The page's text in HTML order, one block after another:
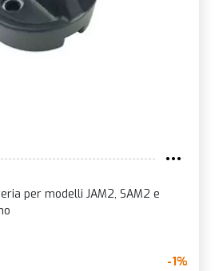
per modelli JAM2, SAM2 e
-1%